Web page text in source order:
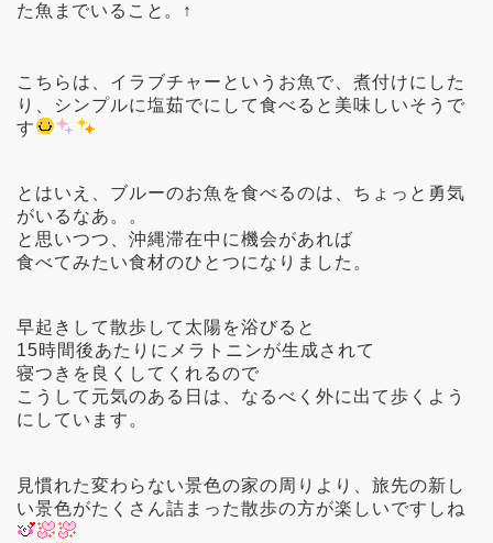
た魚までいること。↑
こちらは、イラブチャーというお魚で、煮付けにした
り、シンプルに塩茹でにして食べると美味しいそうで
す
とはいえ、ブルーのお魚を食べるのは、ちょっと勇気
がいるなあ。。
と思いつつ、沖縄滞在中に機会があれば
食べてみたい食材のひとつになりました。
早起きして散歩して太陽を浴びると
15時間後あたりにメラトニンが生成されて
寝つきを良くしてくれるので
こうして元気のある日は、なるべく外に出て歩くよう
にしています。
見慣れた変わらない景色の家の周りより、旅先の新し
い景色がたくさん詰まった散歩の方が楽しいですしね